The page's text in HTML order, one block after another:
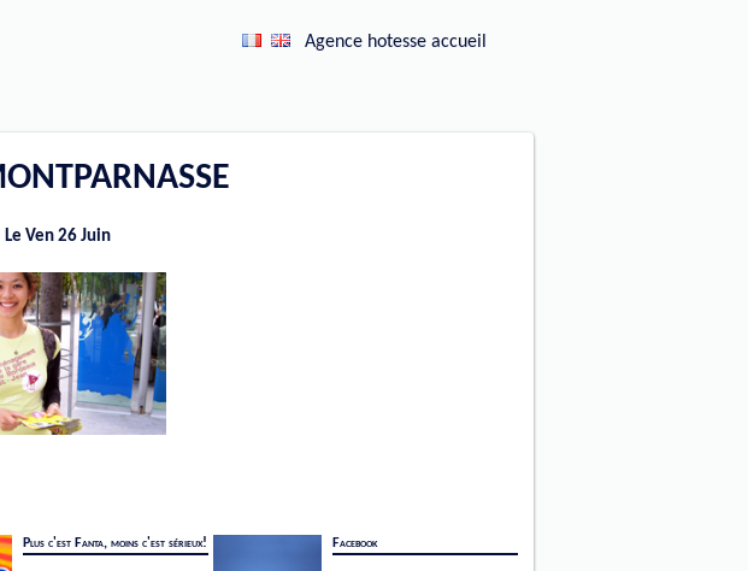
Agence hotesse accueil
Le Ven 26 Juin
Plus c'est Fanta, moins c'est sérieux! Facebook